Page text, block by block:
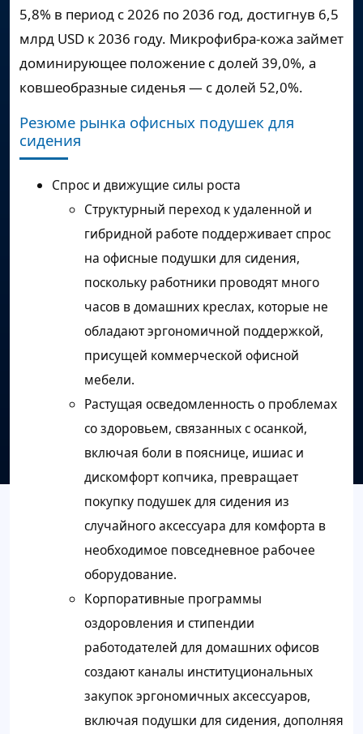
5,8% в период с 2026 по 2036 год, достигнув 6,5
млрд USD к 2036 году. Микрофибра-кожа займет
доминирующее положение с долей 39,0%, а
ковшеобразные сиденья — с долей 52,0%.
Резюме рынка офисных подушек для
сидения
Спрос и движущие силы роста
Структурный переход к удаленной и
гибридной работе поддерживает спрос
на офисные подушки для сидения,
поскольку работники проводят много
часов в домашних креслах, которые не
обладают эргономичной поддержкой,
присущей коммерческой офисной
мебели.
Растущая осведомленность о проблемах
со здоровьем, связанных с осанкой,
включая боли в пояснице, ишиас и
дискомфорт копчика, превращает
покупку подушек для сидения из
случайного аксессуара для комфорта в
необходимое повседневное рабочее
оборудование.
Корпоративные программы
оздоровления и стипендии
работодателей для домашних офисов
создают каналы институциональных
закупок эргономичных аксессуаров,
включая подушки для сидения, дополняя